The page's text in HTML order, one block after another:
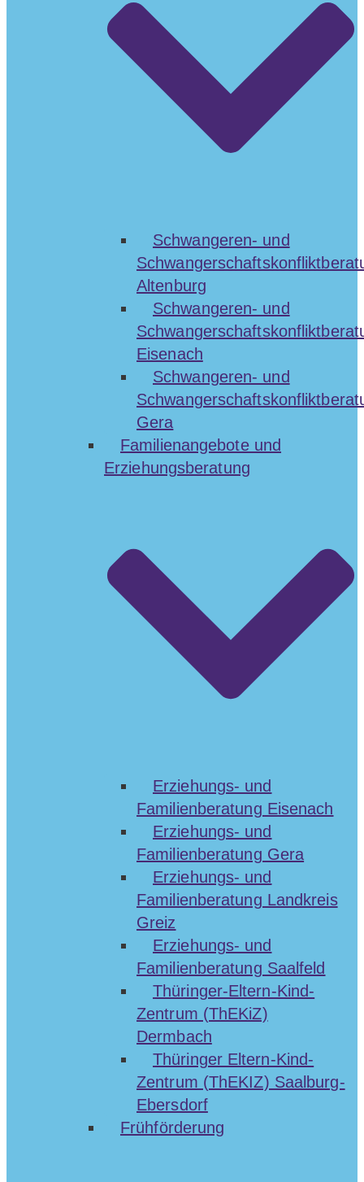
Schwangeren- und
Altenburg
Schwangeren- und
Eisenach
Schwangeren- und
Gera
Familienangebote und
Erziehungsberatung
Erziehungs- und
Familienberatung Eisenach
Erziehungs- und
Familienberatung Gera
Erziehungs- und
Familienberatung Landkreis
Greiz
Erziehungs- und
Familienberatung Saalfeld
Thüringer-Eltern-Kind-
Zentrum (ThEKiZ)
Dermbach
Thüringer Eltern-Kind-
Zentrum (ThEKIZ) Saalburg-
Ebersdorf
Frühförderung